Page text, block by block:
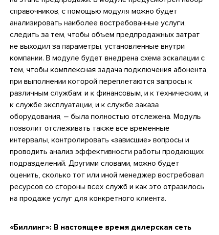
справочников, с помощью модуля можно будет
анализировать наиболее востребованные услуги,
следить за тем, чтобы объем предпродажных затрат
не выходил за параметры, установленные внутри
компании. В модуле будет внедрена схема эскалации с
тем, чтобы комплексная задача подключения абонента,
при выполнении которой переплетаются запросы к
различным службам: и к финансовым, и к техническим, и
к службе эксплуатации, и к службе заказа
оборудования, – была полностью отслежена. Модуль
позволит отслеживать также все временные
интервалы, контролировать «зависшие» вопросы и
проводить анализ эффективности работы продающих
подразделений. Другими словами, можно будет
оценить, сколько тот или иной менеджер востребовал
ресурсов со стороны всех служб и как это отразилось
на продаже услуг для конкретного клиента.
«Биллинг»: В настоящее время дилерская сеть